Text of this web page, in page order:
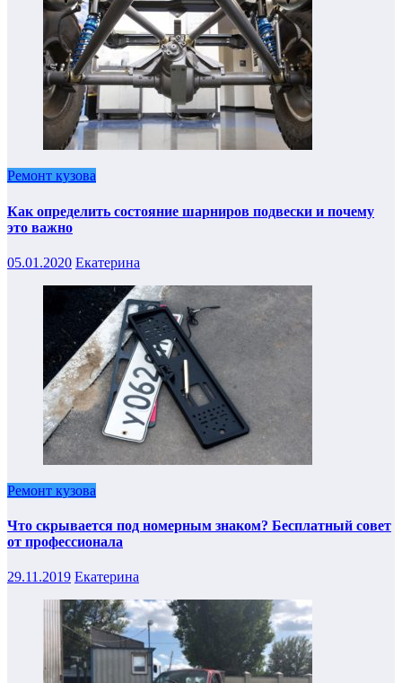
Ремонт кузова
Как определить состояние шарниров подвески и почему
это важно
05.01.2020 Екатерина
Ремонт кузова
Что скрывается под номерным знаком? Бесплатный совет
от профессионала
29.11.2019 Екатерина